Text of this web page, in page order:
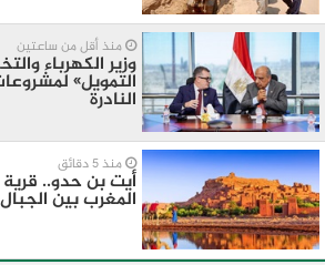
منذ أقل من ساعتين
وزير الكهرباء
التمويل»
النادرة
منذ 5 دقائق
أيت بن حدو..
المغرب بين